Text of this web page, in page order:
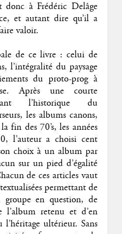
donc à Frédéric Delâge
et autant dire qu’il a
valoir.
de ce livre : celui de
l’intégralité du paysage
du proto-prog à
Après une courte
l’historique du
les albums canons,
fin des 70’s, les années
l’auteur a choisi cent
choix à un album par
sur un pied d’égalité
de ces articles vaut
permettant de
en question, de
l’album retenu et d’en
l’héritage ultérieur. Sans